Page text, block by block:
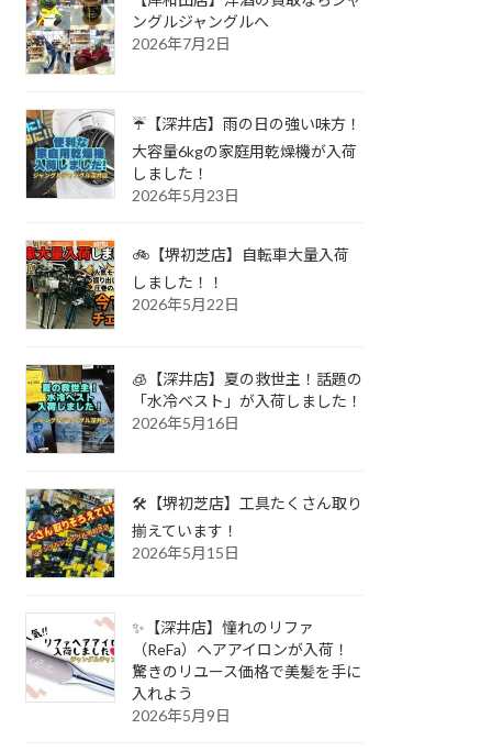
ングルジャングルへ
2026年7月2日
☔【深井店】雨の日の強い味方！
大容量6kgの家庭用乾燥機が入荷
しました！
2026年5月23日
🚲【堺初芝店】自転車大量入荷
しました！！
2026年5月22日
🧊【深井店】夏の救世主！話題の
「水冷ベスト」が入荷しました！
2026年5月16日
🛠️【堺初芝店】工具たくさん取り
揃えています！
2026年5月15日
✨【深井店】憧れのリファ
（ReFa）ヘアアイロンが入荷！
驚きのリユース価格で美髪を手に
入れよう
2026年5月9日